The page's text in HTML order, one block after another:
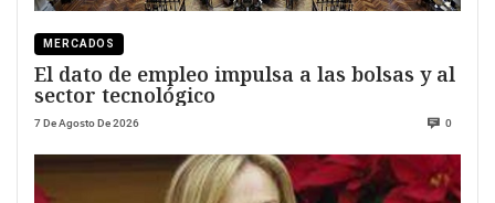
MERCADOS
El dato de empleo impulsa a las bolsas y al
sector tecnológico
7 De Agosto De 2026 0